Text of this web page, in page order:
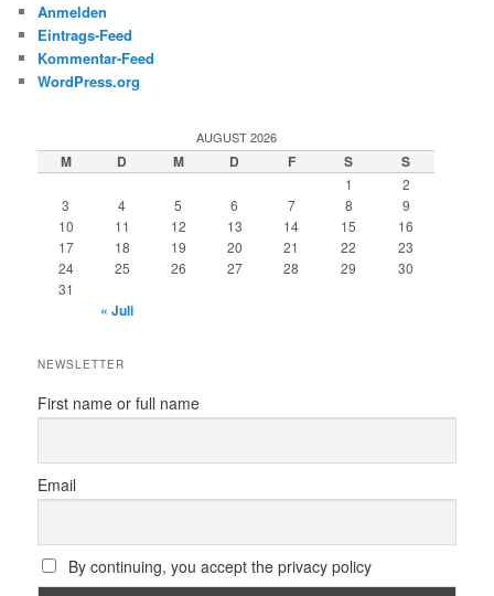
Anmelden
Eintrags-Feed
Kommentar-Feed
WordPress.org
AUGUST 2026
M D M D F S S
1
2
3
4 5 6 7 8
9
10
11 12 13 14 15
16
17
18 19 20 21 22
23
24
25 26 27 28 29
30
31
« Juli
NEWSLETTER
First name or full name
Email
By continuing, you accept the privacy policy